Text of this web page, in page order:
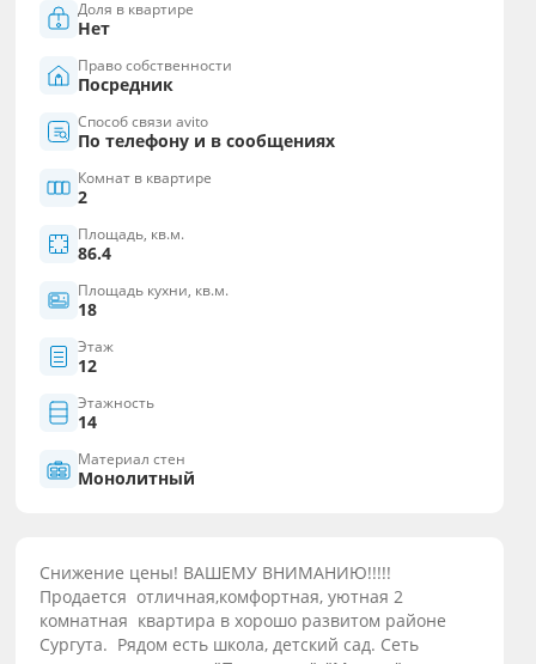
Доля в квартире
Нет
Право собственности
Посредник
Способ связи avito
По телефону и в сообщениях
Комнат в квартире
2
Площадь, кв.м.
86.4
Площадь кухни, кв.м.
18
Этаж
12
Этажность
14
Материал стен
Монолитный
Снижение цены! ВАШЕМУ ВНИМАНИЮ!!!!!
Продается отличная,комфортная, уютная 2
комнатная квартира в хорошо развитом районе
Сургута. Рядом есть школа, детский сад. Сеть